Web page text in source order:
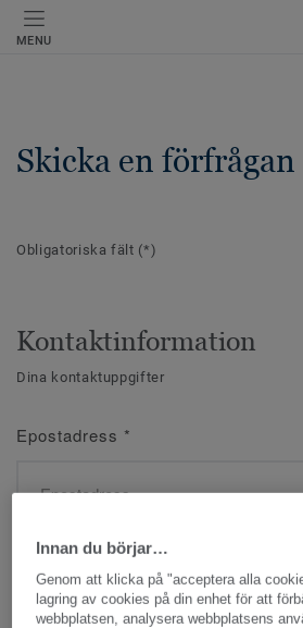
MENU
Skicka en förfrågan
Obligatoriska fält (*)
Kontaktinformation
Dina kontaktuppgifter
Epostadress *
Namn*
Innan du börjar…
Genom att klicka på "acceptera alla
lagring av cookies på din enhet för att
webbplatsen, analysera webbplatsens